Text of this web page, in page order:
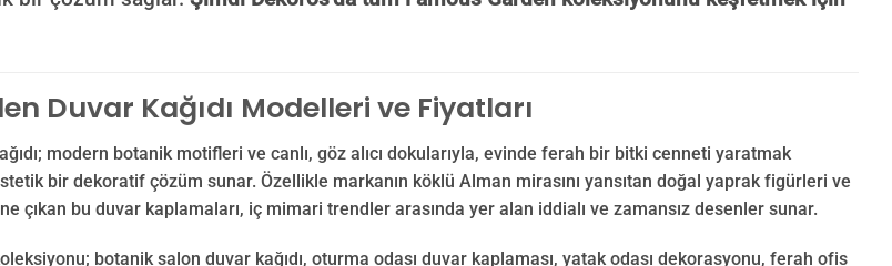
Duvar Kağıdı Modelleri ve Fiyatları
modern botanik motifleri ve canlı, göz alıcı dokularıyla, evinde ferah bir bitki cenneti yaratmak
bir dekoratif çözüm sunar. Özellikle markanın köklü Alman mirasını yansıtan doğal yaprak figürleri ve
çıkan bu duvar kaplamaları, iç mimari trendler arasında yer alan iddialı ve zamansız desenler sunar.
botanik salon duvar kağıdı, oturma odası duvar kaplaması, yatak odası dekorasyonu, ferah ofis